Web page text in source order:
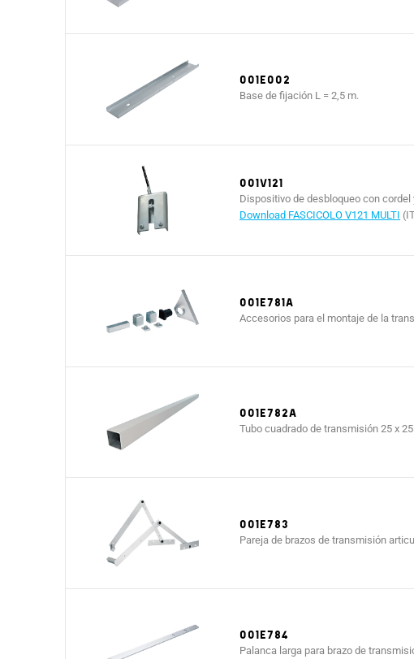
001E002
Base de fijación L = 2,5 m.
001V121
Dispositivo de desbloqueo con
Download FASCICOLO V121 MULTI
001E781A
Accesorios para el montaje de la
001E782A
Tubo cuadrado de transmisión 25 x
001E783
Pareja de brazos de transmisión
001E784
Palanca larga para brazo de